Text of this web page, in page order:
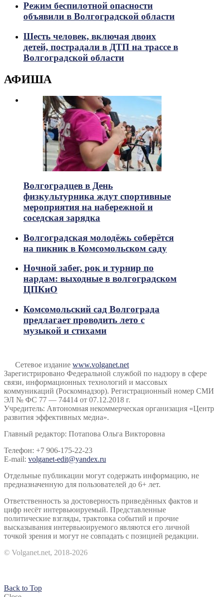
Режим беспилотной опасности
объявили в Волгоградской области
Шесть человек, включая двоих
детей, пострадали в ДТП на трассе в
Волгоградской области
АФИША
Волгоградцев в День
физкультурника ждут спортивные
мероприятия на набережной и
соседская зарядка
Волгоградская молодёжь соберётся
на пикник в Комсомольском саду
Ночной забег, рок и турнир по
нардам: выходные в волгоградском
ЦПКиО
Комсомольский сад Волгограда
предлагает проводить лето с
музыкой и стихами
Сетевое издание www.volganet.net
Зарегистрировано Федеральной службой по надзору в сфере
связи, информационных технологий и массовых
коммуникаций (Роскомнадзор). Регистрационный номер СМИ
ЭЛ № ФС 77 — 74414 от 07.12.2018 г.
Учредитель: Автономная некоммерческая организация «Центр
развития эффективных медиа».
Главный редактор: Потапова Ольга Викторовна
Телефон: +7 906-175-22-23
E-mail: volganet-edit@yandex.ru
Отдельные публикации могут содержать информацию, не
предназначенную для пользователей до 6+ лет.
Ответственность за достоверность приведённых фактов и
цифр несёт интервьюируемый. Представленные
политические взгляды, трактовка событий и прочие
высказывания интервьюируемого являются его личной
точкой зрения и могут не совпадать с позицией редакции.
© Volganet.net, 2018-2026
Back to Top